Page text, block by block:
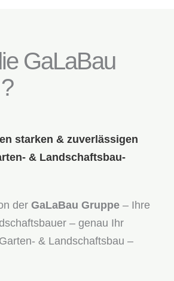
GaLaBau
starken & zuverlässigen
& Landschaftsbau-
der GaLaBau Gruppe – Ihre
– genau Ihr
& Landschaftsbau –